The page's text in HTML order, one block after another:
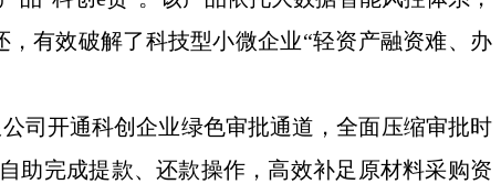
有效破解了科技型小微企业“轻资产融资难、办
司开通科创企业绿色审批通道，全面压缩审批时
助完成提款、还款操作，高效补足原材料采购资